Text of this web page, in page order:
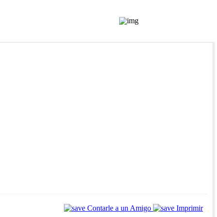
Contarle a un Amigo Imprimir